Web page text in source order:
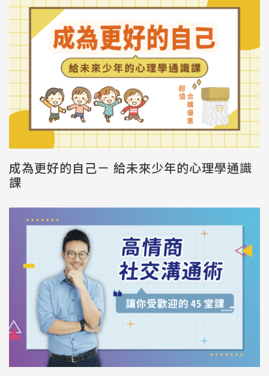
成為更好的自己－ 給未來少年的心理學通識
課